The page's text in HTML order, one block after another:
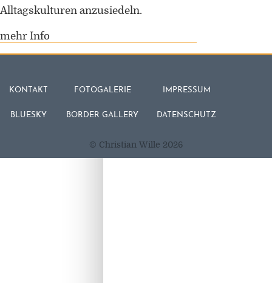
Alltagskulturen anzusiedeln.
mehr Info
KONTAKT
BLUESKY
FOTOGALERIE
BORDER GALLERY
IMPRESSUM
DATENSCHUTZ
© Christian Wille 2026